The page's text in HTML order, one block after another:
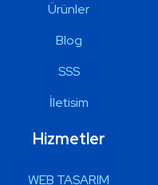
Ürünler
Blog
SSS
İletisim
Hizmetler
WEB TASARIM